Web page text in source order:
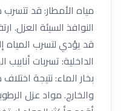
مياه الأمطار: قد
النوافذ السيئة العزل.
قد يؤدي لتسرب المياه
الداخلية: تسربات
بخار الماء: نتيجة
والخارج. مواد عزل